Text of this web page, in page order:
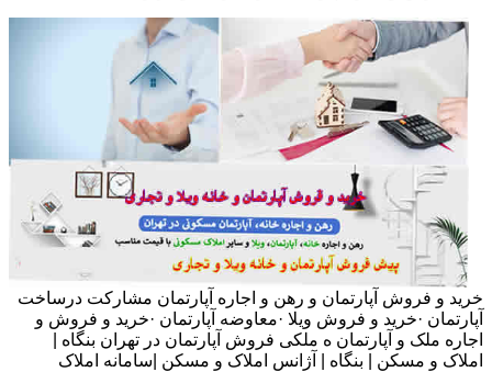
خرید و فروش آپارتمان و رهن و اجاره آپارتمان مشارکت درساخت
آپارتمان ·خرید و فروش ویلا ·معاوضه آپارتمان ·خرید و فروش و
اجاره ملک و آپارتمان ه ملکی فروش آپارتمان در تهران بنگاه |
املاک و مسکن | بنگاه | آژانس املاک و مسکن |سامانه املاک